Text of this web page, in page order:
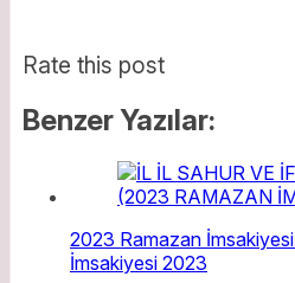
Rate this post
Benzer Yazılar:
2023 Ramazan
İmsakiyesi 2023